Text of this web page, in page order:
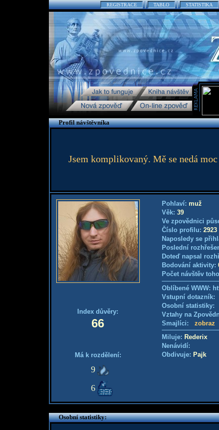
REGISTRACE TABLO STATISTIKA
Profil návštěvníka
Jsem komplikovaný. Mě se nedá
Index důvěry:
66
Má k rozdělení:
9
6
Pohlaví: muž
Věk: 39
Ve zpovědnici
Číslo profilu: 2923
Naposledy se
Poslední
Doteď napsal
Bodování aktivity:
Počet návštěv
Oblíbené WWW:
Vstupní
Osobní
Vztahy na
Smajlíci: zobraz
Miluje: Rederix
Nenávidí:
Obdivuje: Pajk
Osobní statistiky: